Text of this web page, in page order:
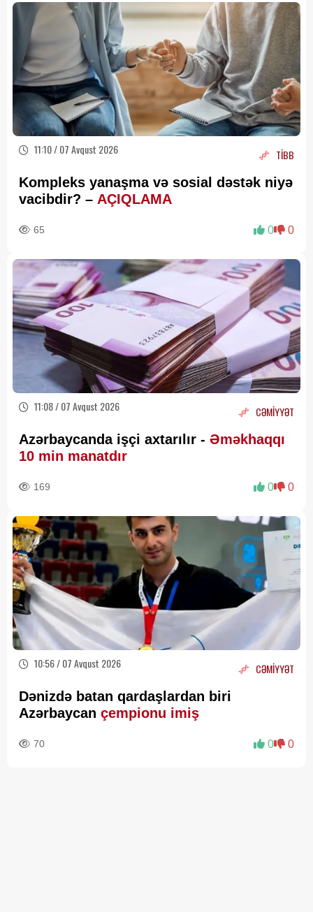
11:10 / 07 Avqust 2026 TİBB
Kompleks yanaşma və sosial dəstək niyə
vacibdir? – AÇIQLAMA
65 0 0
11:08 / 07 Avqust 2026 CƏMİYYƏT
Azərbaycanda işçi axtarılır - Əməkhaqqı
10 min manatdır
169 0 0
10:56 / 07 Avqust 2026 CƏMİYYƏT
Dənizdə batan qardaşlardan biri
Azərbaycan çempionu imiş
70 0 0